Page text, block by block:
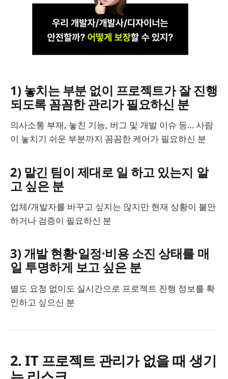
1) 놓치는 부분 없이 프로젝트가 잘 진행
되도록 꼼꼼한 관리가 필요하신 분
의사소통 부재, 놓친 기능, 버그 및 개발 이슈 등… 사람
이 놓치기 쉬운 부분까지 꼼꼼한 케어가 필요하신 분
2) 맡긴 팀이 제대로 일 하고 있는지 알
고 싶은 분
업체/개발자를 바꾸고 싶지는 않지만 현재 상황이 불안
하거나 검증이 필요하신 분
3) 개발 현황·일정·비용 소진 상태를 매
일 투명하게 보고 싶은 분
별도 요청 없이도 실시간으로 프로젝트 진행 정보를 확
인하고 싶으신 분
2. IT 프로젝트 관리가 없을 때 생기